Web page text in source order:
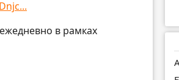
в рамках